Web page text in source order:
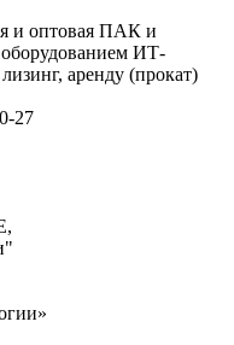
и оптовая ПАК и
ИТ-
аренду (прокат)
27